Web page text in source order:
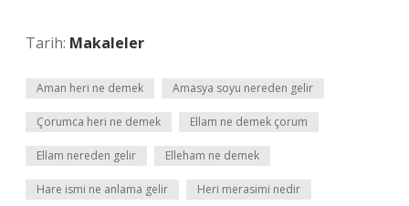
Tarih: Makaleler
Aman heri ne demek Amasya soyu nereden gelir
Çorumca heri ne demek Ellam ne demek çorum
Ellam nereden gelir Elleham ne demek
Hare ismi ne anlama gelir Heri merasimi nedir